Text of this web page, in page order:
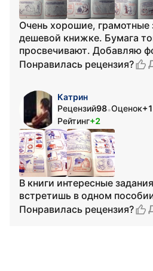
Очень хорошие, грамотные
дешевой книжке. Бумага
просвечивают. Добавляю
Понравилась рецензия?
Катрин
Рецензий98•Оценок
Рейтинг+2
В книги интересные
встретишь в одном
Понравилась рецензия?